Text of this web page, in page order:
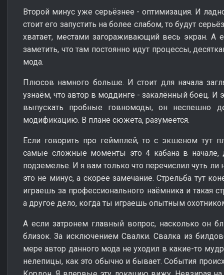
Второй минус уже серьёзнее - оптимизация. И
стоит его запустить на более слабом, то будут
хватает, местами загораживающий весь экран. А
заметить, что там постоянно идут процессы,
мода.
Плюсов намного больше. И стоит для начала
узнаём, что автор в моддинге - закалённый боец. И
выпускать пробные говномоды, он неспешно
модификацию. В плане сюжета, разумеется.
Если говорить про геймплей, то с экшеном тут
самые сложные моменты это 4 кабана в начале,
подземелье. И я вам только что перечислил чуть
это не минус, а скорее замечание. Стрельба тут
играешь за профессионального наёмника и такая
а другое дело, когда ты играешь опытным
А если затронем главный вопрос, насколько он
близок. За исключением Свалки. Свалка из
мере автор данного мода не уходил в какие-то
нелепицы, как это обычно и бывает. События